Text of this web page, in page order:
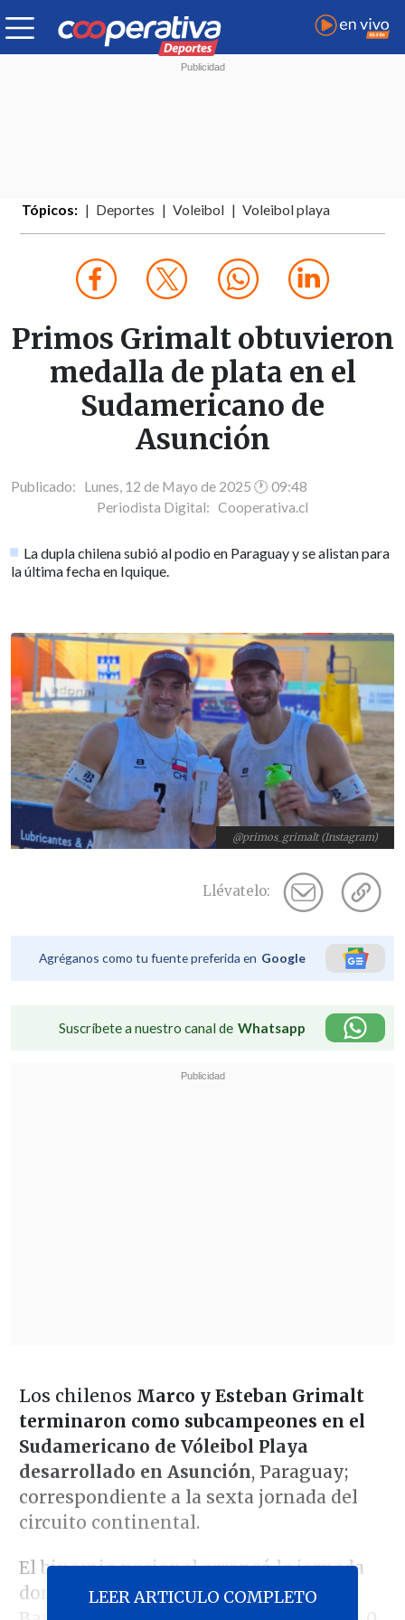
Tópicos: Deportes Voleibol Voleibol playa
Primos Grimalt obtuvieron
medalla de plata en el
Sudamericano de
Asunción
Publicado: Lunes, 12 de Mayo de 2025 🕐 09:48
Periodista Digital: Cooperativa.cl
La dupla chilena subió al podio en Paraguay y se alistan para
la última fecha en Iquique.
@primos_grimalt (Instagram)
Llévatelo:
Agréganos como tu fuente preferida en Google
Suscríbete a nuestro canal de Whatsapp
Los chilenos Marco y Esteban Grimalt
terminaron como subcampeones en el
Sudamericano de Vóleibol Playa
desarrollado en Asunción, Paraguay;
correspondiente a la sexta jornada del
circuito continental.
El binomio nacional arrancó la jornada
dominical venciendo a los argentinos
LEER ARTICULO COMPLETO